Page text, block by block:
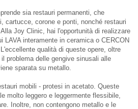
sia restauri permanenti, che
cartucce, corone e ponti, nonché restauri
Joy Clinic, hai l'opportunità di realizzare
LAVA interamente in ceramica o CERCON
qualità di queste opere, oltre
problema delle gengive sinusali alle
sparata su metallo.
mobili - protesi in acetato. Queste
molto leggero e leggermente flessibile,
Inoltre, non contengono metallo e le